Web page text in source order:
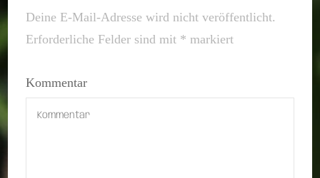
Deine E-Mail-Adresse wird nicht veröffentlicht.
Erforderliche Felder sind mit * markiert
Kommentar